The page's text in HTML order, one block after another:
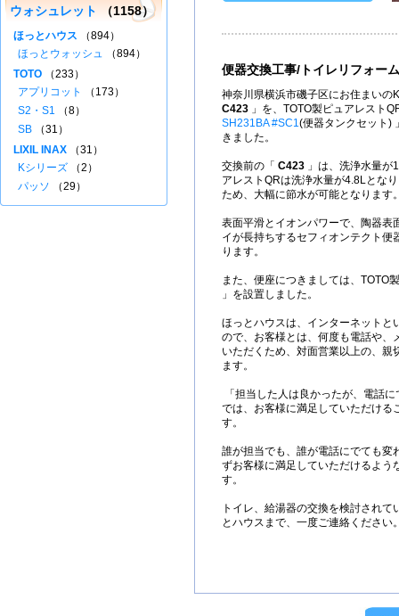
便器交換工事/トイレリフォーム
神奈川県横浜市磯子区にお住まいの
C423 」を、TOTO製ピュアレスト
SH231BA #SC1(便器タンクセット)
きました。
交換前の「 C423 」は、洗浄水量が
アレストQRは洗浄水量が4.8Lとな
ため、大幅に節水が可能となります
表面平滑とイオンパワーで、陶器表
イが長持ちするセフィオンテクト便
ります。
また、便座につきましては、TOTO
」を設置しました。
ほっとハウスは、インターネットと
ので、お客様とは、何度も電話や、
いただくため、対面営業以上の、親
ます。
「担当した人は良かったが、電話
では、お客様に満足していただける
す。
誰が担当でも、誰が電話にでても変
ずお客様に満足していただけるよう
す。
トイレ、給湯器の交換を検討され
とハウスまで、一度ご連絡ください
ウォシュレット （1158）
ほっとハウス （894）
ほっとウォッシュ （894）
TOTO （233）
アプリコット
（173）
S2・S1 （8）
SB （31）
LIXIL INAX （31）
Kシリーズ （2）
パッソ （29）